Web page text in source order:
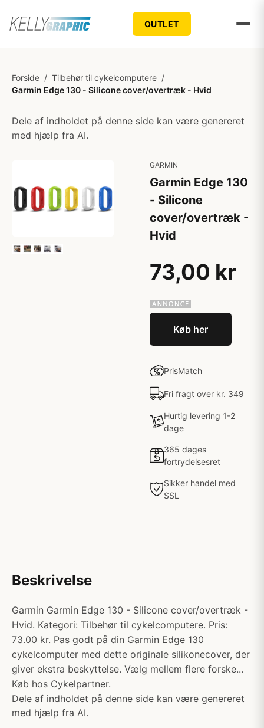
OUTLET
Forside / Tilbehør til cykelcomputere /
Garmin Edge 130 - Silicone cover/overtræk - Hvid
Dele af indholdet på denne side kan være genereret
med hjælp fra AI.
GARMIN
Garmin Edge 130
- Silicone
cover/overtræk -
Hvid
73,00 kr
Køb her
PrisMatch
Fri fragt over kr. 349
Hurtig levering 1-2
dage
365 dages
fortrydelsesret
Sikker handel med
SSL
Beskrivelse
Garmin Garmin Edge 130 - Silicone cover/overtræk -
Hvid. Kategori: Tilbehør til cykelcomputere. Pris:
73.00 kr. Pas godt på din Garmin Edge 130
cykelcomputer med dette originale silikonecover, der
giver ekstra beskyttelse. Vælg mellem flere forske...
Køb hos Cykelpartner.
Dele af indholdet på denne side kan være genereret
med hjælp fra AI.